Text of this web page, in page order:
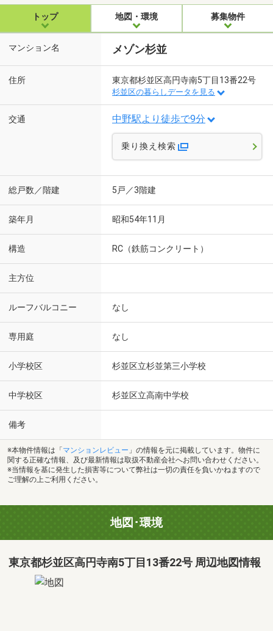
トップ 地図・環境 募集物件
マンション名 メゾン杉並
住所 東京都杉並区高円寺南5丁目13番22号
杉並区の暮らしデータを見る
交通 中野駅より徒歩で9分
乗り換え検索
総戸数／階建 5戸／3階建
築年月 昭和54年11月
構造 RC（鉄筋コンクリート）
主方位
ルーフバルコニー なし
専用庭 なし
小学校区 杉並区立杉並第三小学校
中学校区 杉並区立高南中学校
備考
※本物件情報は「 マンションレビュー 」の情報を元に掲載しています。物件に
関する正確な情報、及び最新情報は取扱不動産会社へお問い合わせください。
※当情報を基に発生した損害等について弊社は一切の責任を負いかねますので
ご理解の上ご利用ください。
地図･環境
東京都杉並区高円寺南5丁目13番22号 周辺地図情報